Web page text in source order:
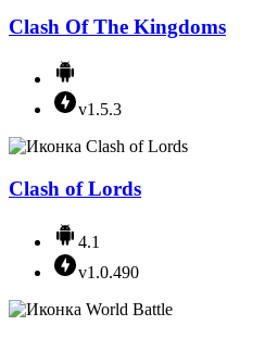
Clash Of The Kingdoms
v1.5.3
Clash of Lords
4.1
v1.0.490